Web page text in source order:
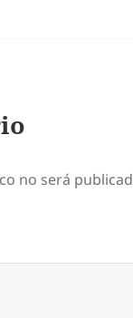
no será